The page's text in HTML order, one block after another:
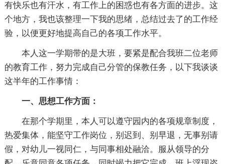
有快乐也有汗水，有工作上的困惑也有各方面的进步。这
个地方，我也该整理一下我的思绪，总结过去了的工作经
验，以便更好地提高自己的各项工作水平。
本人这一学期带的是大班，要紧是配合我班二位老师
的教育工作，努力完成自己分管的保教任务，以下我谈谈
这半年的工作事情：
一、思想工作方面：
在那个学期里，本人可以遵守园内的各项规章制度，
热爱集体，能坚守工作岗位，别迟到、别早退，无事别请
假，对幼儿一视同仁，与同事相处融洽。服从领导的分